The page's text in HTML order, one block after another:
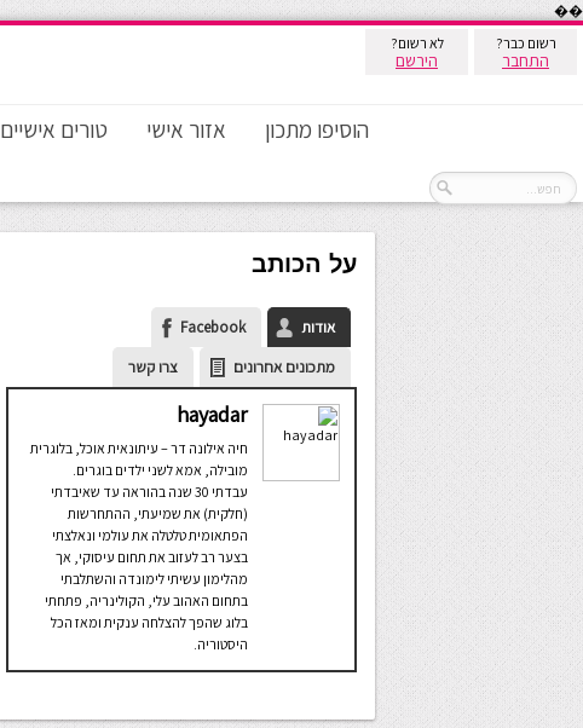
��
רשום כבר?
התחבר
לא רשום?
הירשם
הוסיפו מתכון אזור אישי טורים אישיים
על הכותב
אודות
Facebook
מתכונים אחרונים
צרו קשר
hayadar
חיה אילונה דר – עיתונאית אוכל, בלוגרית
מובילה, אמא לשני ילדים בוגרים.
עבדתי 30 שנה בהוראה עד שאיבדתי
(חלקית) את שמיעתי, ההתחרשות
הפתאומית טלטלה את עולמי ונאלצתי
בצער רב לעזוב את תחום עיסוקי, אך
מהלימון עשיתי לימונדה והשתלבתי
בתחום האהוב עלי, הקולינריה, פתחתי
בלוג שהפך להצלחה ענקית ומאז הכל
היסטוריה.